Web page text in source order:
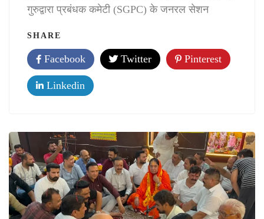
गुरुद्वारा प्रबंधक कमेटी (SGPC) के जनरल सेशन
SHARE
Facebook Twitter Pinterest
Linkedin